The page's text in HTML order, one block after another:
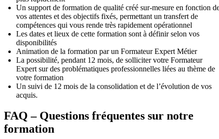
Un support de formation de qualité créé sur-mesure en fonction
vos attentes et des objectifs fixés, permettant un transfert de
compétences qui vous rende très rapidement opérationnel
Les dates et lieux de cette formation sont à définir selon vos
disponibilités
Animation de la formation par un Formateur Expert Métier
La possibilité, pendant 12 mois, de solliciter votre Formateur
Expert sur des problématiques professionnelles liées au thème de
votre formation
Un suivi de 12 mois de la consolidation et de l’évolution de vos
acquis.
FAQ – Questions fréquentes sur notre
formation